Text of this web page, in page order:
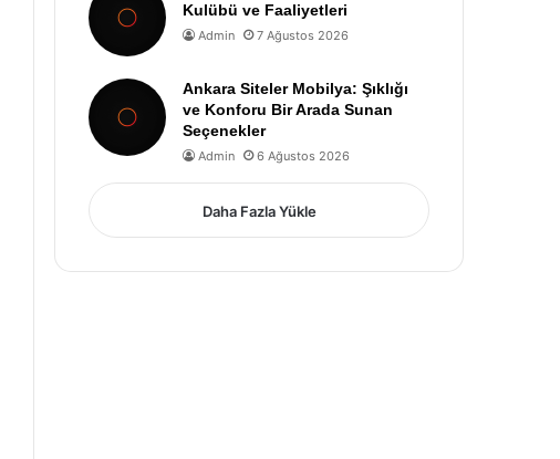
Kulübü ve Faaliyetleri
Admin 7 Ağustos 2026
Ankara Siteler Mobilya: Şıklığı
ve Konforu Bir Arada Sunan
Seçenekler
Admin 6 Ağustos 2026
Daha Fazla Yükle